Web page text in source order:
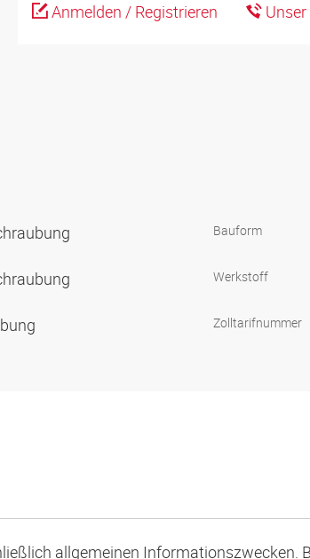
Anmelden / Registrieren
Bauform
Werkstoff
Zolltarifnummer
allgemeinen Informationszwecken.